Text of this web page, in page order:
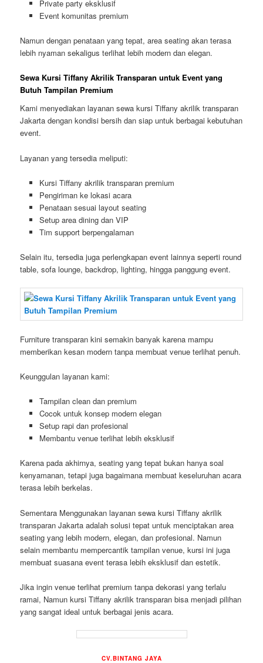
Private party eksklusif
Event komunitas premium
Namun dengan penataan yang tepat, area seating akan terasa
lebih nyaman sekaligus terlihat lebih modern dan elegan.
Sewa Kursi Tiffany Akrilik Transparan untuk Event yang
Butuh Tampilan Premium
Kami menyediakan layanan sewa kursi Tiffany akrilik transparan
Jakarta dengan kondisi bersih dan siap untuk berbagai kebutuhan
event.
Layanan yang tersedia meliputi:
Kursi Tiffany akrilik transparan premium
Pengiriman ke lokasi acara
Penataan sesuai layout seating
Setup area dining dan VIP
Tim support berpengalaman
Selain itu, tersedia juga perlengkapan event lainnya seperti round
table, sofa lounge, backdrop, lighting, hingga panggung event.
Furniture transparan kini semakin banyak karena mampu
memberikan kesan modern tanpa membuat venue terlihat penuh.
Keunggulan layanan kami:
Tampilan clean dan premium
Cocok untuk konsep modern elegan
Setup rapi dan profesional
Membantu venue terlihat lebih eksklusif
Karena pada akhirnya, seating yang tepat bukan hanya soal
kenyamanan, tetapi juga bagaimana membuat keseluruhan acara
terasa lebih berkelas.
Sementara Menggunakan layanan sewa kursi Tiffany akrilik
transparan Jakarta adalah solusi tepat untuk menciptakan area
seating yang lebih modern, elegan, dan profesional. Namun
selain membantu mempercantik tampilan venue, kursi ini juga
membuat suasana event terasa lebih eksklusif dan estetik.
Jika ingin venue terlihat premium tanpa dekorasi yang terlalu
ramai, Namun kursi Tiffany akrilik transparan bisa menjadi pilihan
yang sangat ideal untuk berbagai jenis acara.
CV.BINTANG JAYA